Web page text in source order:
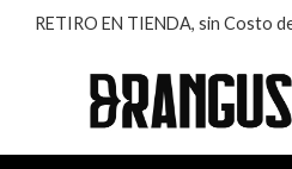
RETIRO EN TIENDA, sin Costo